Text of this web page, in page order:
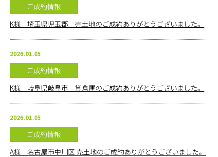
ご成約情報
K様 埼玉県児玉郡 売土地のご成約ありがとうございました。
2026.01.05
ご成約情報
K様 岐阜県岐阜市 貸倉庫のご成約ありがとうございました。
2026.01.05
ご成約情報
A様 名古屋市中川区 売土地のご成約ありがとうございました。